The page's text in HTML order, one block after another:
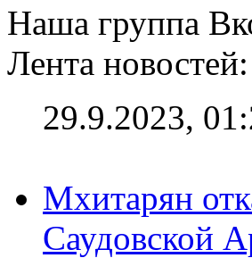
Наша группа
Лента новостей:
29.9.2023,
Мхитарян
Саудовской